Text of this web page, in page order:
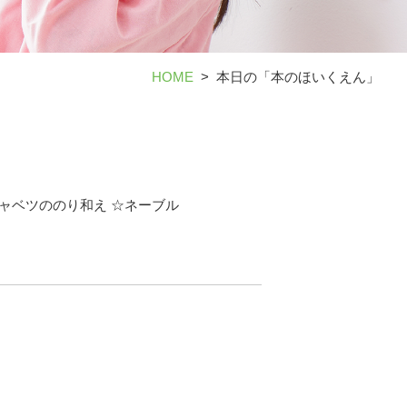
HOME 本日の「本のほいくえん」
ツののり和え ☆ネーブル